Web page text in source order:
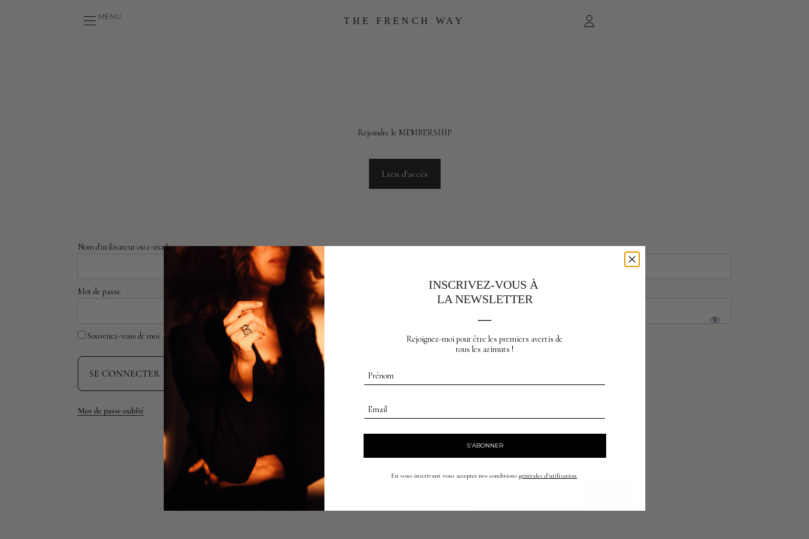
MENU THE FRENCH WAY
Rejoindre le MEMBERSHIP
Lien d'accès
Nom d'utilisateur ou e-mail
Mot de passe
Souvenez-vous de moi
Mot de passe oublié
INFORMATIONS, NOUVEAUTÉS
NEWSLETTERS
INSCRIVEZ-VOUS À
LA NEWSLETTER
Rejoignez-moi pour être les premiers avertisde
tous les azimuts !
Prénom
Email
S'ABONNER
En vous inscrivant vous acceptez nos conditionsgénérales d'utilisation.